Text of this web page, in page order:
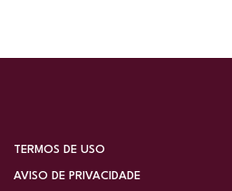
TERMOS DE USO
AVISO DE PRIVACIDADE